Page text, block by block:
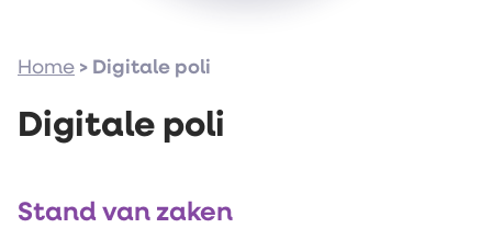
Home > Digitale poli
Digitale poli
Stand van zaken